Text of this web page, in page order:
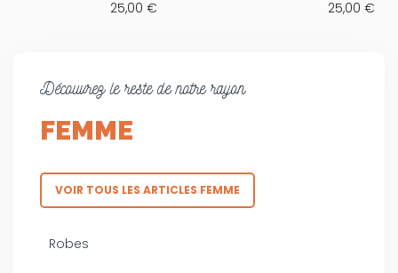
25,00 €
25,00 €
Découvrez le reste de notre rayon
FEMME
VOIR TOUS LES ARTICLES FEMME
Robes